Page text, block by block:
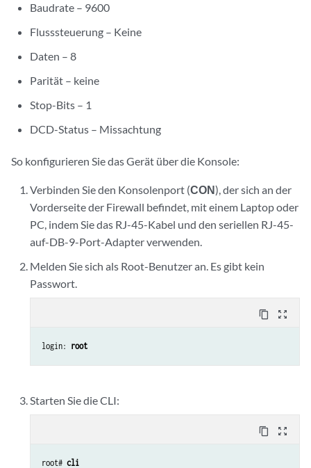
Baudrate – 9600
Flusssteuerung – Keine
Daten – 8
Parität – keine
Stop-Bits – 1
DCD-Status – Missachtung
So konfigurieren Sie das Gerät über die Konsole:
Verbinden Sie den Konsolenport (CON), der sich an der
Vorderseite der Firewall befindet, mit einem Laptop oder
PC, indem Sie das RJ-45-Kabel und den seriellen RJ-45-
auf-DB-9-Port-Adapter verwenden.
Melden Sie sich als Root-Benutzer an. Es gibt kein
Passwort.
content_copy zoom_out_map
login: root
Starten Sie die CLI:
content_copy zoom_out_map
root# cli